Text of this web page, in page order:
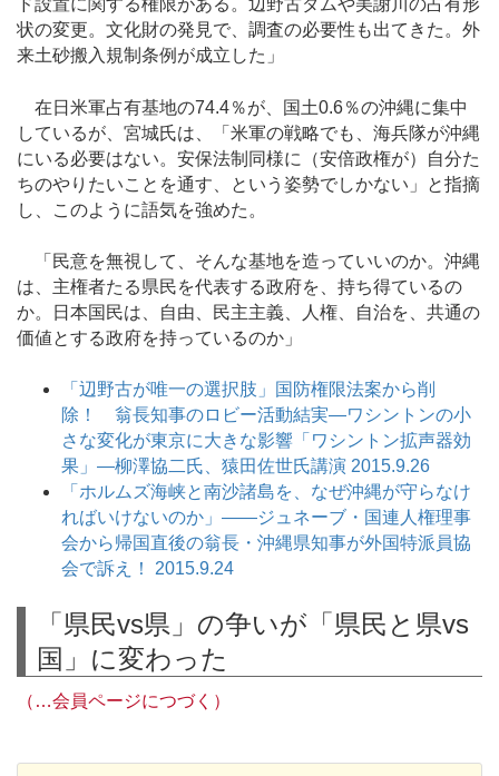
ド設置に関する権限がある。辺野古ダムや美謝川の占有形
状の変更。文化財の発見で、調査の必要性も出てきた。外
来土砂搬入規制条例が成立した」
在日米軍占有基地の74.4％が、国土0.6％の沖縄に集中
しているが、宮城氏は、「米軍の戦略でも、海兵隊が沖縄
にいる必要はない。安保法制同様に（安倍政権が）自分た
ちのやりたいことを通す、という姿勢でしかない」と指摘
し、このように語気を強めた。
「民意を無視して、そんな基地を造っていいのか。沖縄
は、主権者たる県民を代表する政府を、持ち得ているの
か。日本国民は、自由、民主主義、人権、自治を、共通の
価値とする政府を持っているのか」
「辺野古が唯一の選択肢」国防権限法案から削
除！ 翁長知事のロビー活動結実―ワシントンの小
さな変化が東京に大きな影響「ワシントン拡声器効
果」―柳澤協二氏、猿田佐世氏講演 2015.9.26
「ホルムズ海峡と南沙諸島を、なぜ沖縄が守らなけ
ればいけないのか」――ジュネーブ・国連人権理事
会から帰国直後の翁長・沖縄県知事が外国特派員協
会で訴え！ 2015.9.24
「県民vs県」の争いが「県民と県vs
国」に変わった
（…会員ページにつづく）